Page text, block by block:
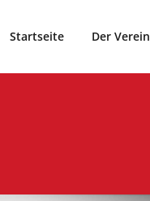
Startseite Der Verein